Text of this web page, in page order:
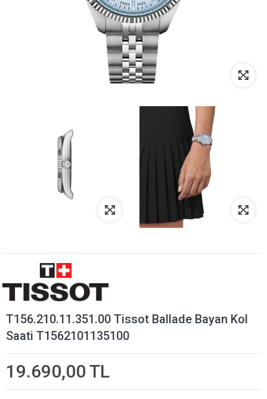
T156.210.11.351.00 Tissot Ballade Bayan Kol
Saati T1562101135100
19.690,00 TL